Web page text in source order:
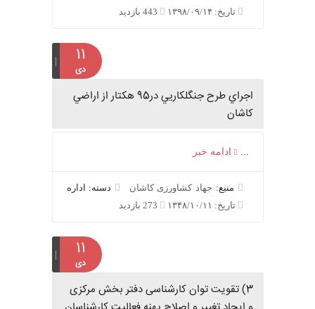
تاریخ: ۱۳۹۸/۰۹/۱۴
443 بازدید
اجراي طرح جنگلکاريي در95 هکتار از اراضي
ادامه خبر
منبع:جهاد کشاورزی کاشان
دسته: اداره
تاریخ: ۱۳۴۸/۱۰/۱۱
273 بازدید
3) تقویت توان کارشناسی دفتر بخش مرکزی